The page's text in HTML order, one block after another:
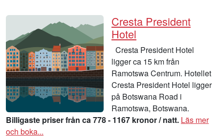
Cresta President
Hotel
Cresta President Hotel
ligger ca 15 km från
Ramotswa Centrum. Hotellet
Cresta President Hotel ligger
på Botswana Road i
Ramotswa, Botswana.
Billigaste priser från ca 778 - 1167 kronor / natt. Läs mer
och boka...